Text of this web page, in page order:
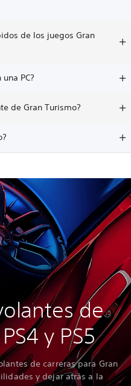
de los juegos Gran
PC?
de Gran Turismo?
de
y PS5
de carreras para Gran
y dejar atrás a la